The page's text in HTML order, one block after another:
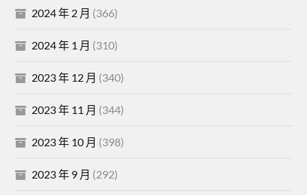
2024 年 2 月 (366)
2024 年 1 月 (310)
2023 年 12 月 (340)
2023 年 11 月 (344)
2023 年 10 月 (398)
2023 年 9 月 (292)